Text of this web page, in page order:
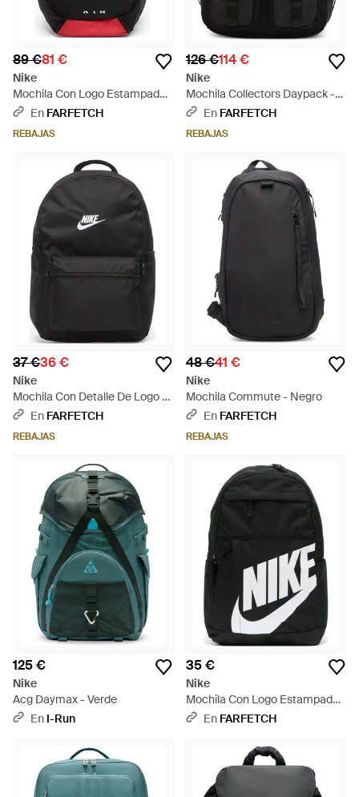
89 €81 €
Nike
Mochila Con Logo Estampado -
RojoEn FARFETCH
REBAJAS
126 €114 €
Nike
Mochila Collectors Daypack -
Negro
En FARFETCH
REBAJAS
37 €36 €
Nike
Mochila Con Detalle De Logo -
Negro
En FARFETCH
REBAJAS
48 €41 €
Nike
Mochila Commute - Negro
En FARFETCH
REBAJAS
125 €
Nike
Acg Daymax - Verde
En I-Run
35 €
Nike
Mochila Con Logo Estampado -
Negro
En FARFETCH